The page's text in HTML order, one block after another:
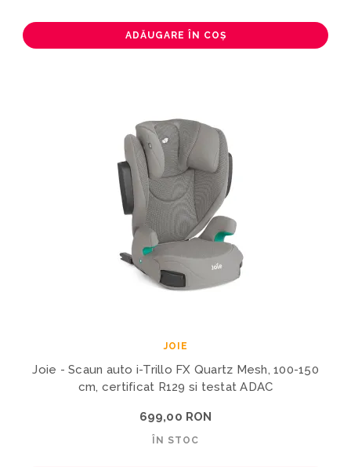
ADĂUGARE ÎN COȘ
JOIE
Joie - Scaun auto i-Trillo FX Quartz Mesh, 100-150
cm, certificat R129 si testat ADAC
699,00 RON
ÎN STOC